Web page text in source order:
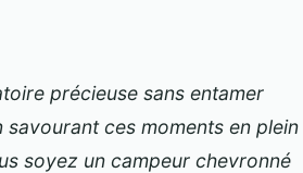
précieuse sans entamer
ces moments en plein
soyez un campeur chevronné